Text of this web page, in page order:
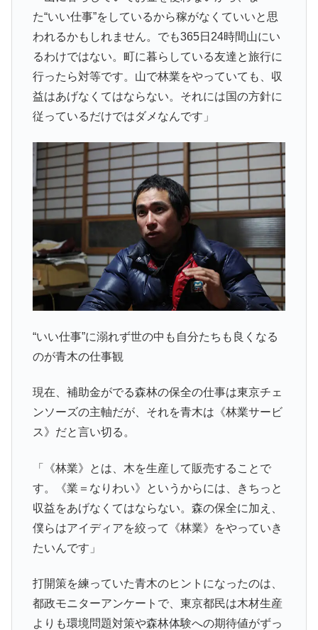
た“いい仕事”をしているから稼がなくていいと思
われるかもしれません。でも365日24時間山にい
るわけではない。町に暮らしている友達と旅行に
行ったら対等です。山で林業をやっていても、収
益はあげなくてはならない。それには国の方針に
従っているだけではダメなんです」
“いい仕事”に溺れず世の中も自分たちも良くなる
のが青木の仕事観
現在、補助金がでる森林の保全の仕事は東京チェ
ンソーズの主軸だが、それを青木は《林業サービ
ス》だと言い切る。
「《林業》とは、木を生産して販売することで
す。《業＝なりわい》というからには、きちっと
収益をあげなくてはならない。森の保全に加え、
僕らはアイディアを絞って《林業》をやっていき
たいんです」
打開策を練っていた青木のヒントになったのは、
都政モニターアンケートで、東京都民は木材生産
よりも環境問題対策や森林体験への期待値がずっ